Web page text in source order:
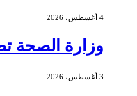
4 أغسطس، 2026
وزارة الصحة
3 أغسطس، 2026